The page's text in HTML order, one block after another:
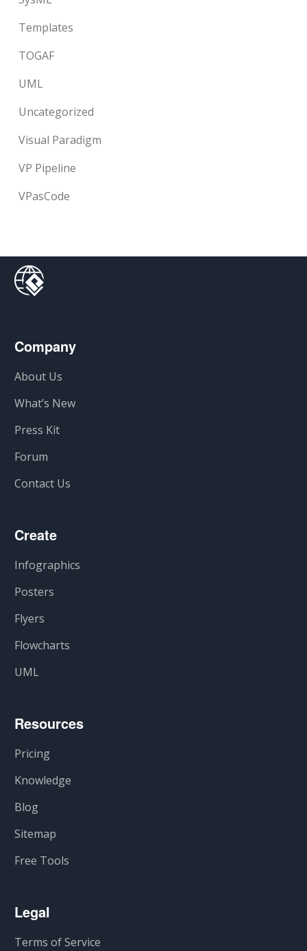
Templates
TOGAF
UML
Uncategorized
Visual Paradigm
VP Pipeline
VPasCode
Company
About Us
What’s New
Press Kit
Forum
Contact Us
Create
Infographics
Posters
Flyers
Flowcharts
UML
Resources
Pricing
Knowledge
Blog
Sitemap
Free Tools
Legal
Terms of Service